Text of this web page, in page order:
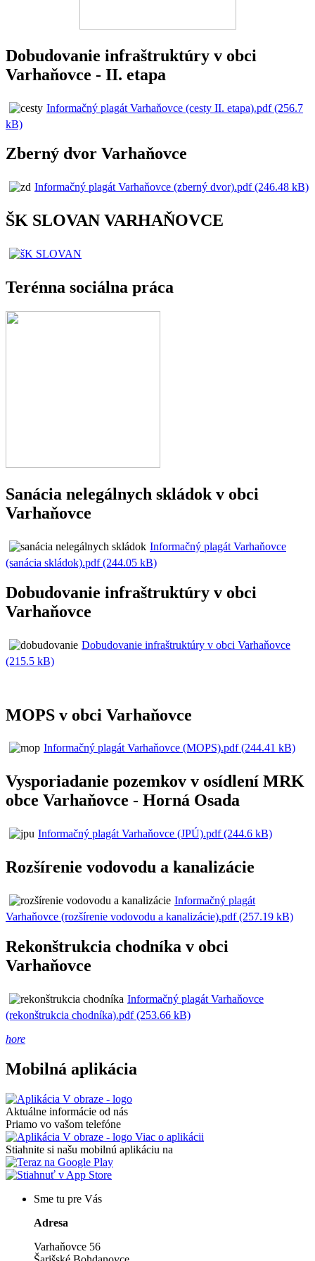
Dobudovanie infraštruktúry v obci
Varhaňovce - II. etapa
Informačný plagát Varhaňovce (cesty II. etapa).pdf (256.7
kB)
Zberný dvor Varhaňovce
Informačný plagát Varhaňovce (zberný dvor).pdf (246.48 kB)
ŠK SLOVAN VARHAŇOVCE
Terénna sociálna práca
Sanácia nelegálnych skládok v obci
Varhaňovce
Informačný plagát Varhaňovce
(sanácia skládok).pdf (244.05 kB)
Dobudovanie infraštruktúry v obci
Varhaňovce
Dobudovanie infraštruktúry v obci Varhaňovce
(215.5 kB)
MOPS v obci Varhaňovce
Informačný plagát Varhaňovce (MOPS).pdf (244.41 kB)
Vysporiadanie pozemkov v osídlení MRK
obce Varhaňovce - Horná Osada
Informačný plagát Varhaňovce (JPÚ).pdf (244.6 kB)
Rozšírenie vodovodu a kanalizácie
Informačný plagát
Varhaňovce (rozšírenie vodovodu a kanalizácie).pdf (257.19 kB)
Rekonštrukcia chodníka v obci
Varhaňovce
Informačný plagát Varhaňovce
(rekonštrukcia chodníka).pdf (253.66 kB)
hore
Mobilná aplikácia
Aktuálne informácie od nás
Priamo vo vašom telefóne
Viac o aplikácii
Stiahnite si našu mobilnú aplikáciu na
Sme tu pre Vás
Adresa
Varhaňovce 56